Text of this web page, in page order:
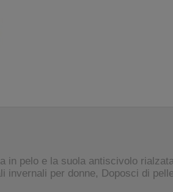
in pelo e la suola antiscivolo
invernali per donne, Doposci di